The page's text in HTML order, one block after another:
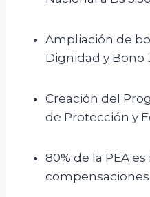
Ampliación de
Dignidad y Bono
Creación del
de Protección y
80% de la PEA